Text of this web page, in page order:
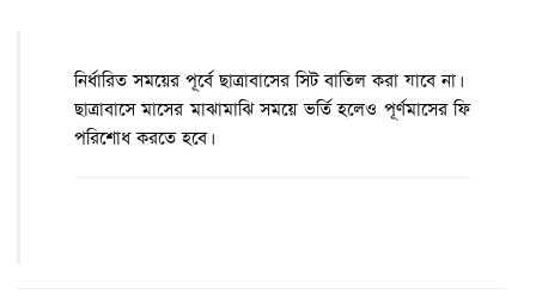
নির্ধারিত সময়ের পূর্বে ছাত্রাবাসের সিট বাতিল করা যাবে না।
ছাত্রাবাসে মাসের মাঝামাঝি সময়ে ভর্তি হলেও পূর্ণমাসের ফি
পরিশোধ করতে হবে।